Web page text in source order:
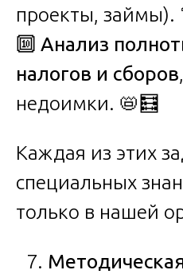
проекты,
🔟 Анализ
налогов и сборов
недоимки. 📛🧮
Каждая из этих
специальных
только в нашей